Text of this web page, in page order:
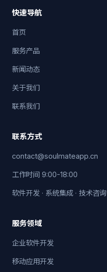
快速导航
首页
服务产品
新闻动态
关于我们
联系我们
联系方式
contact@soulmateapp.cn
工作时间 9:00-18:00
软件开发 · 系统集成 · 技术咨询
服务领域
企业软件开发
移动应用开发